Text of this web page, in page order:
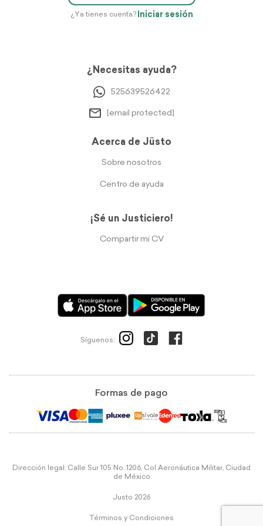
¿Ya tienes cuenta? Iniciar sesión
¿Necesitas ayuda?
525639526422
[email protected]
Acerca de Jüsto
Sobre nosotros
Centro de ayuda
¡Sé un Justiciero!
Compartir mi CV
Síguenos:
Formas de pago
Dirección legal: Calle Sur 105 No. 1206, Col Aeronáutica Militar, Ciudad
de México
Justo 2026
Términos y Condiciones